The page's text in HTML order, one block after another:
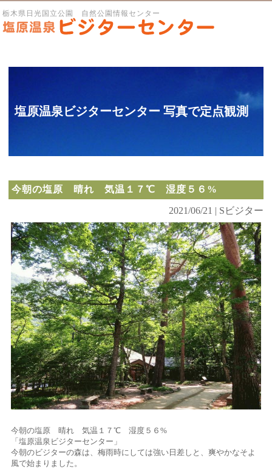
栃木県日光国立公園 自然公園情報センター
塩原温泉ビジターセンター 写真で定点観測
今朝の塩原 晴れ 気温１７℃ 湿度５６%
2021/06/21 | Sビジター
今朝の塩原 晴れ 気温１７℃ 湿度５６%
「塩原温泉ビジターセンター」
今朝のビジターの森は、梅雨時にしては強い日差しと、爽やかなそよ
風で始まりました。